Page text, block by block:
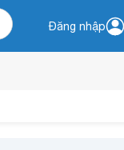
Đăng nhập